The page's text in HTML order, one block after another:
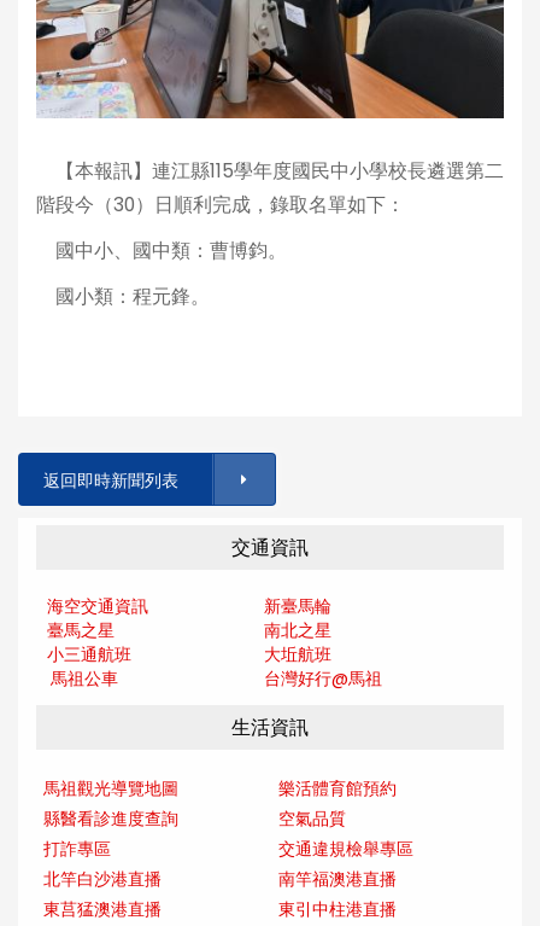
【本報訊】連江縣115學年度國民中小學校長遴選第二
階段今（30）日順利完成，錄取名單如下：
國中小、國中類：曹博鈞。
國小類：程元鋒。
返回即時新聞列表
交通資訊
海空交通資訊
新臺馬輪
臺馬之星
南北之星
小三通航班
大坵航班
馬祖公車
台灣好行@馬祖
生活資訊
馬祖觀光導覽地圖
樂活體育館預約
縣醫看診進度查詢
空氣品質
打詐專區
交通違規檢舉專區
北竿白沙港直播
南竿福澳港直播
東莒猛澳港直播
東引中柱港直播